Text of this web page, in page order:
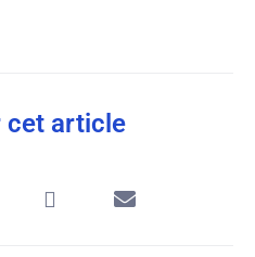
cet article